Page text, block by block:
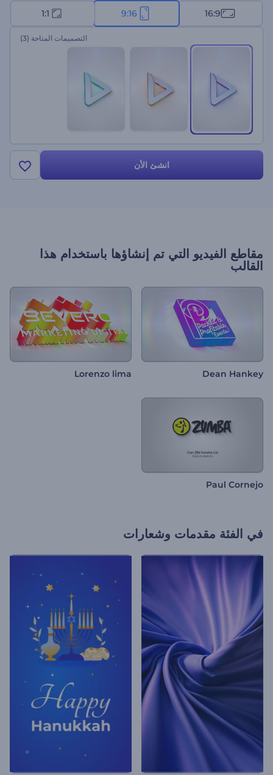
16:9
9:16
1:1
التصميمات المتاحة (3)
انشئ الأن
مقاطع الفيديو التي تم إنشاؤها باستخدام هذا
القالب
Dean Hankey
Lorenzo lima
Paul Cornejo
في الفئة مقدمات وشعارات